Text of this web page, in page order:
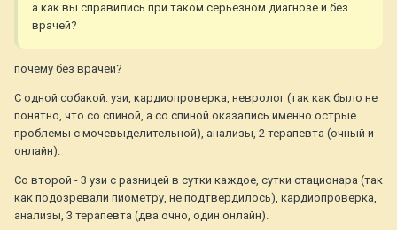
а как вы справились при таком серьезном диагнозе и без
врачей?
почему без врачей?
С одной собакой: узи, кардиопроверка, невролог (так как было не
понятно, что со спиной, а со спиной оказались именно острые
проблемы с мочевыделительной), анализы, 2 терапевта (очный и
онлайн).
Со второй - 3 узи с разницей в сутки каждое, сутки стационара (так
как подозревали пиометру, не подтвердилось), кардиопроверка,
анализы, 3 терапевта (два очно, один онлайн).